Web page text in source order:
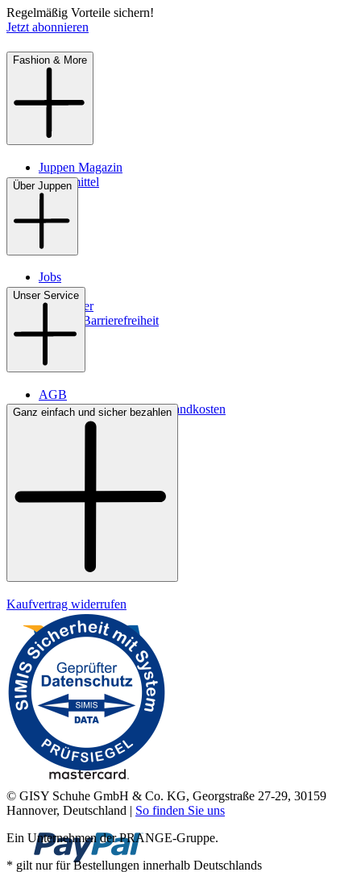
Regelmäßig Vorteile sichern!
Jetzt abonnieren
Fashion & More
Juppen Magazin
Pflegemittel
Über Juppen
Jobs
Filialen
Newsletter
Digitale Barrierefreiheit
Unser Service
AGB
Lieferbedingungen & Versandkosten
Bezahlung
Ganz einfach und sicher bezahlen
Kaufvertrag widerrufen
© GISY Schuhe GmbH & Co. KG, Georgstraße 27-29, 30159
Hannover, Deutschland | So finden Sie uns
Ein Unternehmen der PRANGE-Gruppe.
* gilt nur für Bestellungen innerhalb Deutschlands